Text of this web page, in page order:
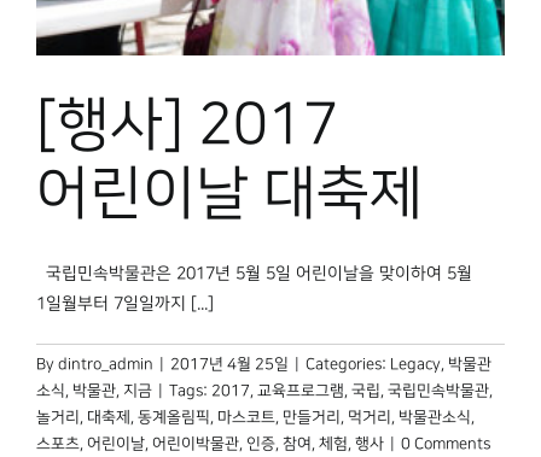
[행사] 2017
어린이날 대축제
국립민속박물관은 2017년 5월 5일 어린이날을 맞이하여 5월
1일월부터 7일일까지 [...]
By dintro_admin 2017년 4월 25일 Categories: Legacy, 박물관
소식, 박물관, 지금 Tags: 2017, 교육프로그램, 국립, 국립민속박물관,
놀거리 , 대축제 , 동계올림픽, 마스코트, 만들거리 , 먹거리 , 박물관소식,
스포츠, 어린이날, 어린이박물관, 인증, 참여 , 체험, 행사
0 Comments